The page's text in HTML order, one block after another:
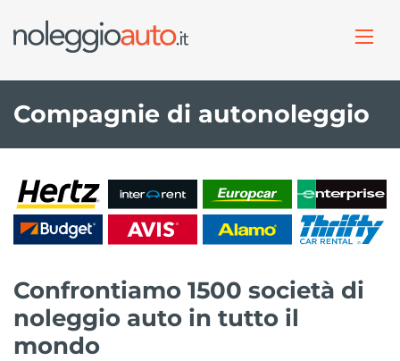
Compagnie di autonoleggio
Confrontiamo 1500 società di
noleggio auto in tutto il
mondo